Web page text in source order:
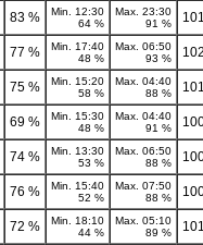
83 %
Min. 12:30
64 %
Max. 23:30
91 %
77 %
Min. 17:40
48 %
Max. 06:50
93 %
75 %
Min. 15:20
58 %
Max. 04:40
88 %
69 %
Min. 15:30
48 %
Max. 04:40
91 %
74 %
Min. 13:30
53 %
Max. 06:50
88 %
76 %
Min. 15:40
52 %
Max. 07:50
88 %
72 %
Min. 18:10
44 %
Max. 05:10
89 %